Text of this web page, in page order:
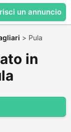
un annuncio
> Pula
in